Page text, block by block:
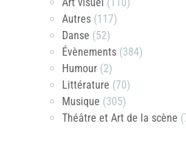
Autres (117)
Danse (52)
Évènements (384)
Humour (2)
Littérature (70)
Musique (305)
Théâtre et Art de la scène